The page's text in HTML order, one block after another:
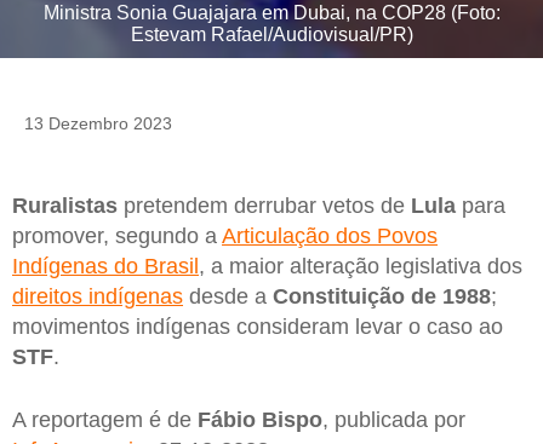
Ministra Sonia Guajajara em Dubai, na COP28 (Foto:
Estevam Rafael/Audiovisual/PR)
13 Dezembro 2023
Ruralistas pretendem derrubar vetos de Lula para
promover, segundo a Articulação dos Povos
Indígenas do Brasil , a maior alteração legislativa dos
direitos indígenas desde a Constituição de 1988;
movimentos indígenas consideram levar o caso ao
STF.
A reportagem é de Fábio Bispo, publicada por